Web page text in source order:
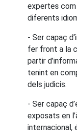
expertes com
diferents
- Ser capaç
fer front a la
partir
tenint en
dels judicis.
- Ser capaç
exposats en
internacional,